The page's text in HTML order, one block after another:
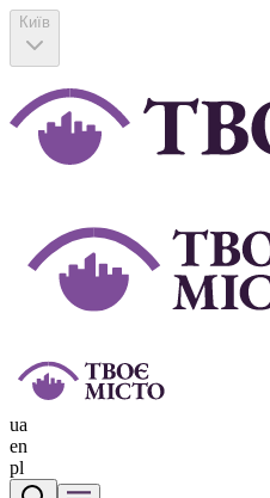
Київ
ua
en
pl